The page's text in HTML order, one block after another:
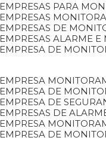
EMPRESAS PARA
EMPRESAS
EMPRESAS DE
EMPRESAS ALARME
EMPRESA DE
EMPRESA
EMPRESA DE
EMPRESA DE
EMPRESAS DE
EMPRESA
EMPRESA DE